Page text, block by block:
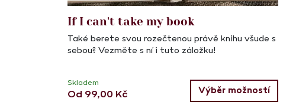
If I can't take my book
Také berete svou rozečtenou právě knihu všude s
sebou? Vezměte s ní i tuto záložku!
Skladem
Od 99,00 Kč Výběr možností